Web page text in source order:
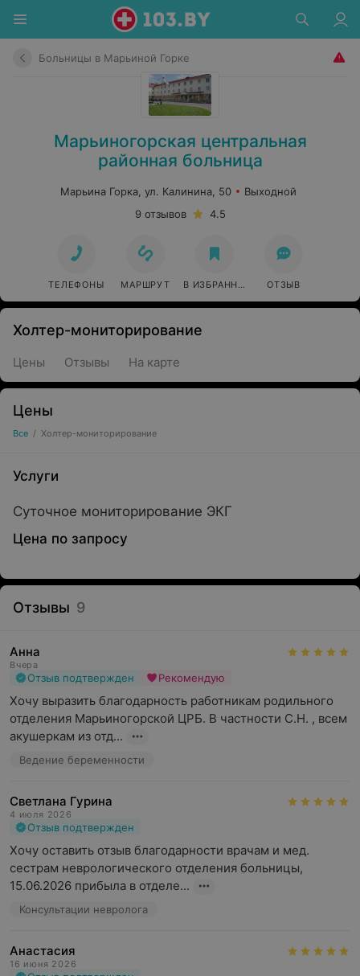
Больницы в Марьиной Горке
Марьиногорская центральная
районная больница
Марьина Горка, ул. Калинина, 50
Выходной
9 отзывов
4.5
ТЕЛЕФОНЫ МАРШРУТ В ИЗБРАННОЕ ОТЗЫВ
Холтер-мониторирование
Цены Отзывы На карте
Цены
Все / Холтер-мониторирование
Услуги
Суточное мониторирование ЭКГ
Цена по запросу
Отзывы 9
Анна
Вчера
Отзыв подтвержден Рекомендую
Хочу выразить благодарность работникам родильного
отделения Марьиногорской ЦРБ. В частности С.Н. , всем
акушеркам из отд...
Ведение беременности
Светлана Гурина
4 июля 2026
Отзыв подтвержден
Хочу оставить отзыв благодарности врачам и мед.
сестрам неврологического отделения больницы,
15.06.2026 прибыла в отделе...
Консультации невролога
Анастасия
16 июня 2026